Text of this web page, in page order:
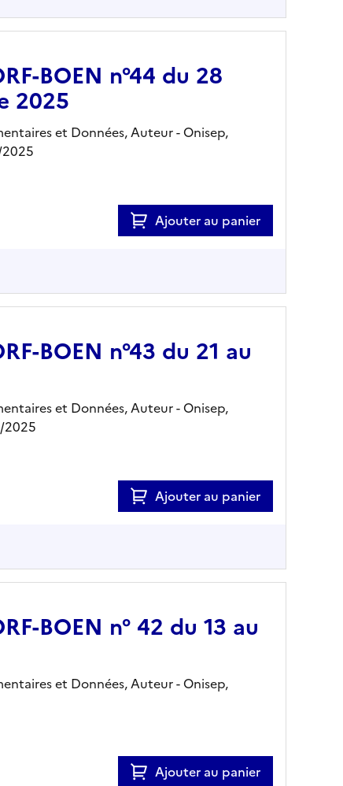
BOEN n°44 du 28
2025
et Données, Auteur - Onisep,
2025
Ajouter au panier
BOEN n°43 du 21 au
et Données, Auteur - Onisep,
2025
Ajouter au panier
BOEN n° 42 du 13 au
et Données, Auteur - Onisep,
Ajouter au panier